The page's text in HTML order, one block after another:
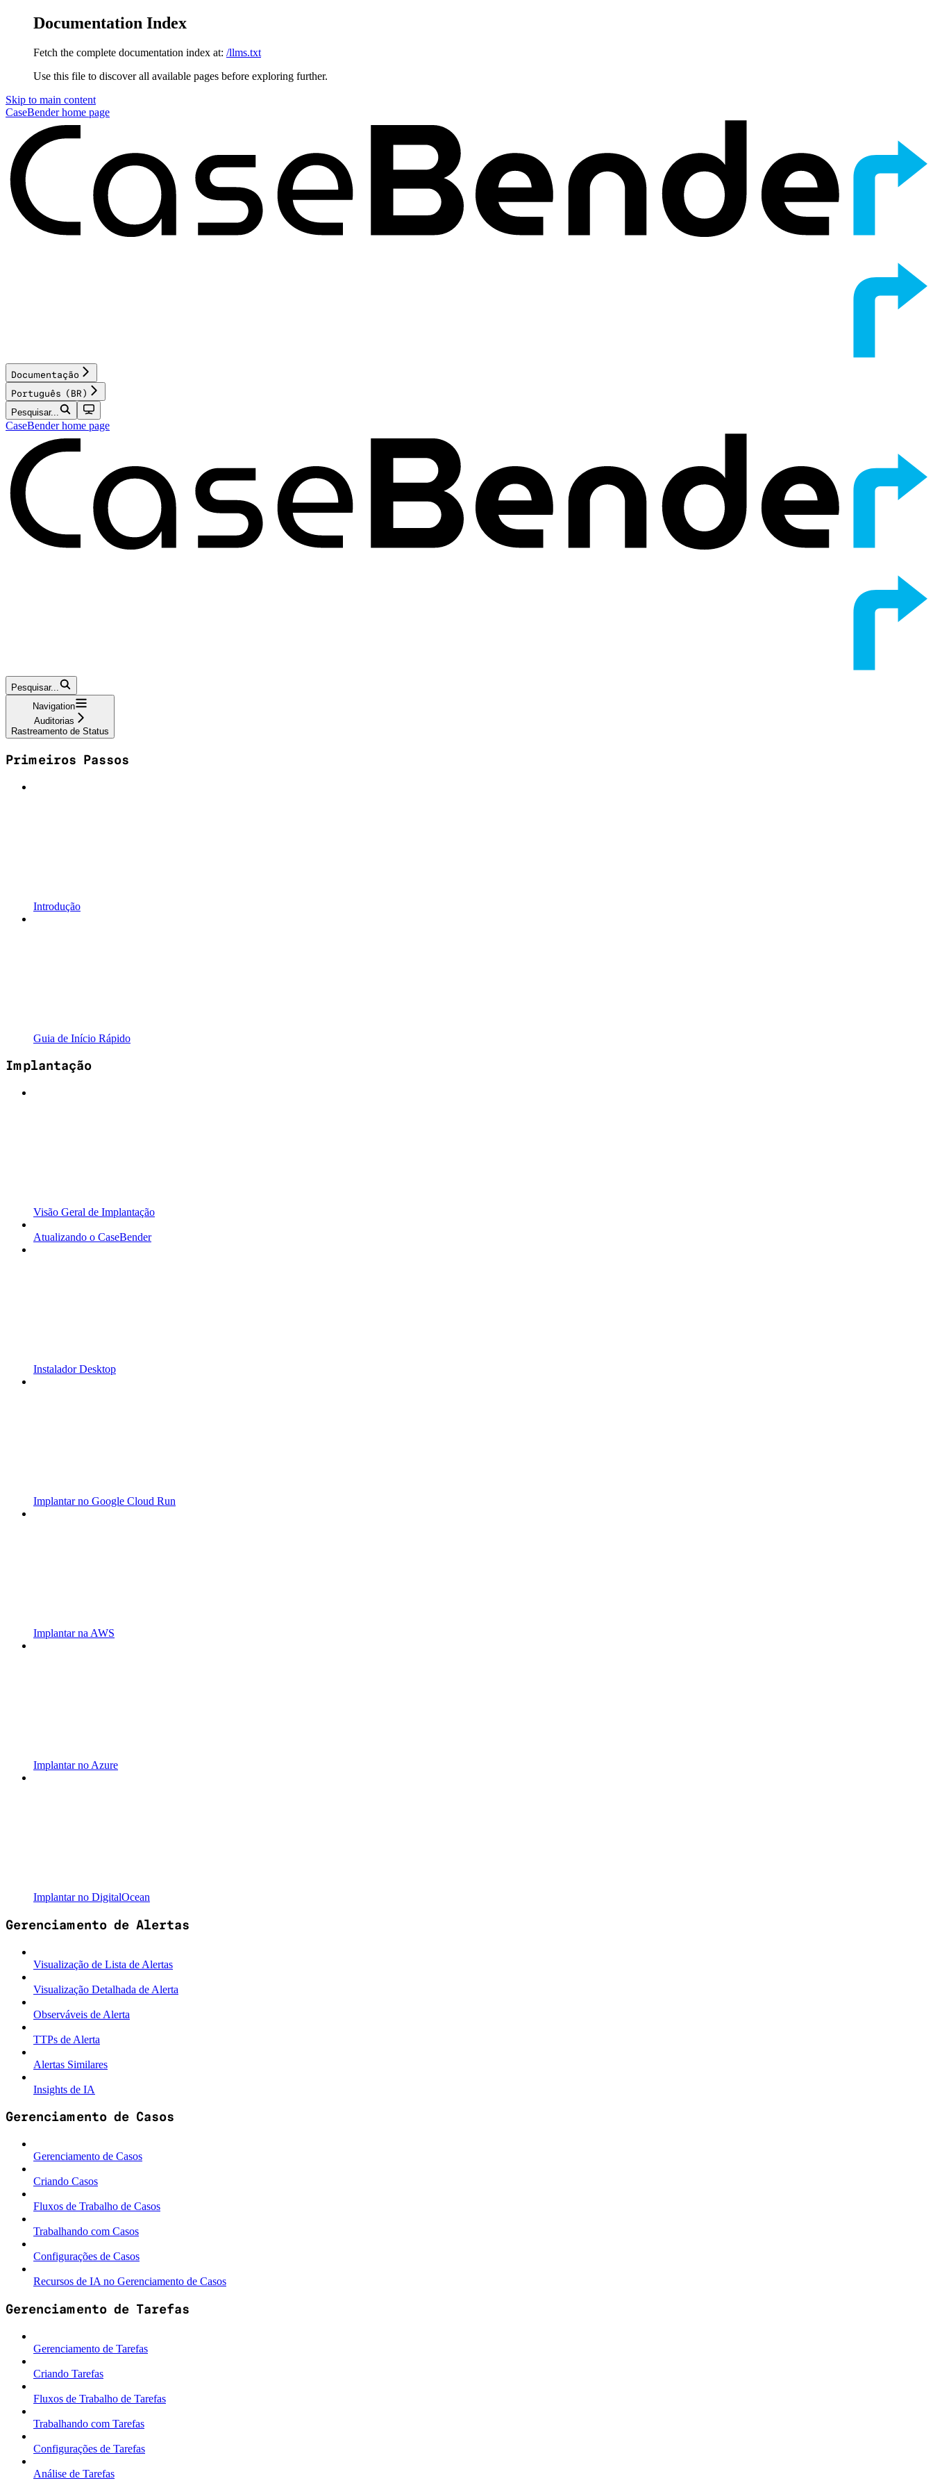
Documentation Index
Fetch the complete documentation index at: /llms.txt
Use this file to discover all available pages before exploring further.
Skip to main content
CaseBenderhome page
Documentação
Português (BR)
Pesquisar...
CaseBenderhome page
Pesquisar...
Navigation
Auditorias
Rastreamento de Status
Primeiros Passos
Introdução
Guia de Início Rápido
Implantação
Visão Geral de Implantação
Atualizando o CaseBender
Instalador Desktop
Implantar no Google Cloud Run
Implantar na AWS
Implantar no Azure
Implantar no DigitalOcean
Gerenciamento de Alertas
Visualização de Lista de Alertas
Visualização Detalhada de Alerta
Observáveis de Alerta
TTPs de Alerta
Alertas Similares
Insights de IA
Gerenciamento de Casos
Gerenciamento de Casos
Criando Casos
Fluxos de Trabalho de Casos
Trabalhando com Casos
Configurações de Casos
Recursos de IA no Gerenciamento de Casos
Gerenciamento de Tarefas
Gerenciamento de Tarefas
Criando Tarefas
Fluxos de Trabalho de Tarefas
Trabalhando com Tarefas
Configurações de Tarefas
Análise de Tarefas